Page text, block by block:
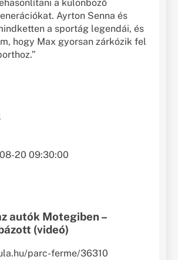
a különböző
Ayrton Senna és
a sportág legendái, és
hogy Max gyorsan zárkózik fel
20 09:30:00
autók Motegiben –
(videó)
parc-ferme/36310